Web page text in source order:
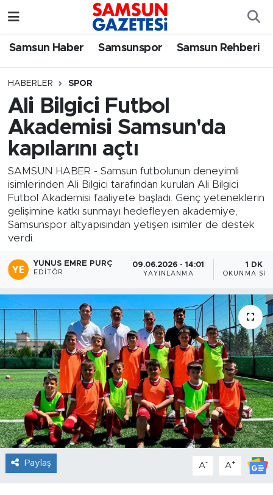
Samsun Haber Samsunspor Samsun Rehberi
HABERLER SPOR
Ali Bilgici Futbol
Akademisi Samsun'da
kapılarını açtı
SAMSUN HABER - Samsun futbolunun deneyimli
isimlerinden Ali Bilgici tarafından kurulan Ali Bilgici
Futbol Akademisi faaliyete başladı. Genç yeteneklerin
gelişimine katkı sunmayı hedefleyen akademiye,
Samsunspor altyapısından yetişen isimler de destek
verdi.
YUNUS EMRE PURÇ
EDITÖR
09.06.2026 - 14:01
YAYINLANMA
1 DK
OKUNMA
Paylaş A- A+
Samsun Haber
Samsun Rehberi
Resmi İlanlar
Samsun Nöbetçi Eczaneler
SAMSUN Namaz Vakitleri
Samsun Trafik Yoğunluk Haritası
Süper Lig Puan Durumu ve Fikstür
Tüm Manşetler
Son Dakika Haberleri
Haber Arşivi